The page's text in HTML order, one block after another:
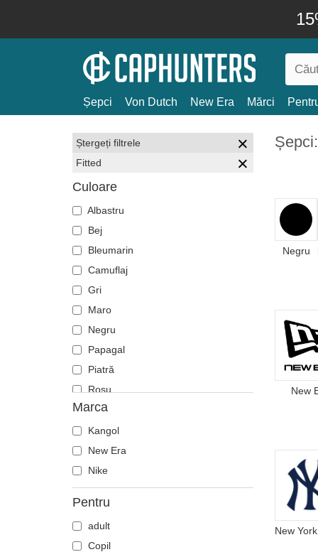
Șepci Von Dutch New Era Mărci
Ștergeți filtrele
Fitted
Culoare
Albastru
Bej
Bleumarin
Camuflaj
Gri
Maro
Negru
Papagal
Piatră
Roșu
Verzișor
Violet
Marca
Kangol
New Era
Nike
Pentru
adult
Copil
Negru
New